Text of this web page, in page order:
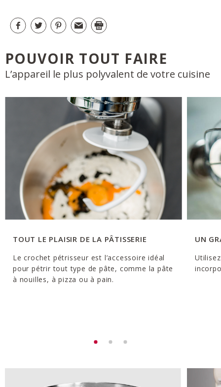
POUVOIR TOUT FAIRE
L’appareil le plus polyvalent de votre cuisine
TOUT LE PLAISIR DE LA PÂTISSERIE
Le crochet pétrisseur est l’accessoire idéal
pour pétrir tout type de pâte, comme la pâte
à nouilles, à pizza ou à pain.
UN